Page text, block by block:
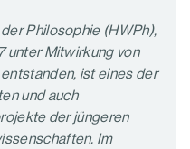
Philosophie (HWPh),
unter Mitwirkung von
ist eines der
und auch
der jüngeren
Im